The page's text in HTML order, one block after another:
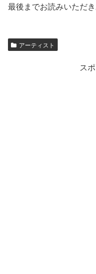
最後までお読みいただ
アーティスト
ス